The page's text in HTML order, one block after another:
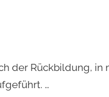
der Rückbildung,
…